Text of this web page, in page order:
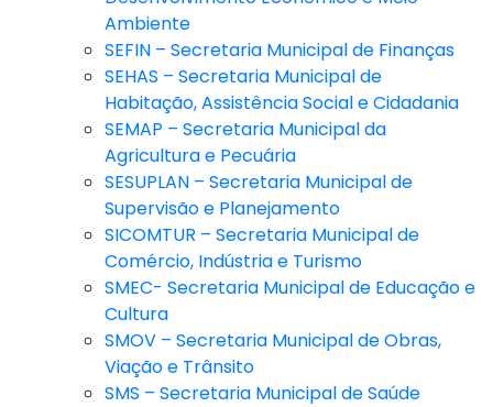
Ambiente
SEFIN – Secretaria Municipal de Finanças
SEHAS – Secretaria Municipal de
Habitação, Assistência Social e Cidadania
SEMAP – Secretaria Municipal da
Agricultura e Pecuária
SESUPLAN – Secretaria Municipal de
Supervisão e Planejamento
SICOMTUR – Secretaria Municipal de
Comércio, Indústria e Turismo
SMEC- Secretaria Municipal de Educação e
Cultura
SMOV – Secretaria Municipal de Obras,
Viação e Trânsito
SMS – Secretaria Municipal de Saúde